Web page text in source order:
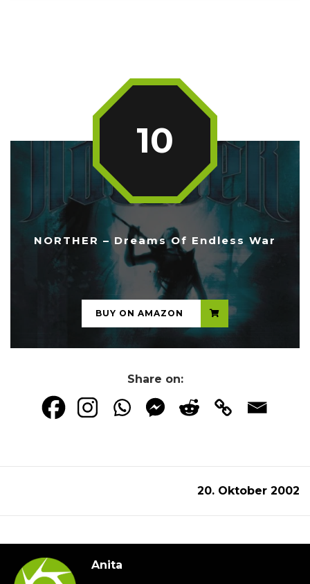
NORTHER – Dreams Of Endless War
10
...
BUY ON AMAZON
Share on:
20. Oktober 2002
Anita